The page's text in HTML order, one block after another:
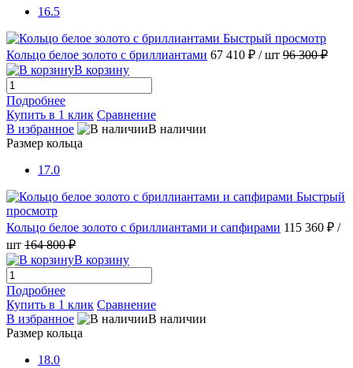
16.5
Быстрый просмотр
Кольцо белое золото с бриллиантами 67 410 ₽ / шт 96 300 ₽
В корзину
Подробнее
Купить в 1 клик Сравнение
В избранное
В наличии
Размер кольца
17.0
Быстрый
просмотр
Кольцо белое золото с бриллиантами и сапфирами 115 360 ₽ /
шт 164 800 ₽
В корзину
Подробнее
Купить в 1 клик Сравнение
В избранное
В наличии
Размер кольца
18.0